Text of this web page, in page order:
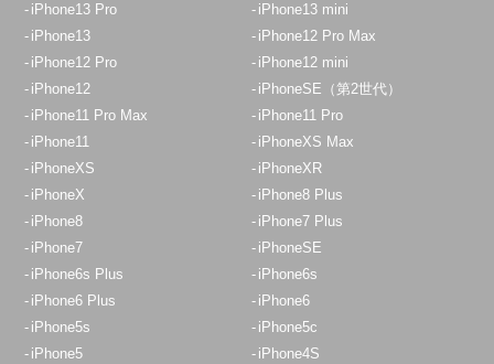
iPhone13 Pro
iPhone13 mini
iPhone13
iPhone12 Pro Max
iPhone12 Pro
iPhone12 mini
iPhone12
iPhoneSE（第2世代）
iPhone11 Pro Max
iPhone11 Pro
iPhone11
iPhoneXS Max
iPhoneXS
iPhoneXR
iPhoneX
iPhone8 Plus
iPhone8
iPhone7 Plus
iPhone7
iPhoneSE
iPhone6s Plus
iPhone6s
iPhone6 Plus
iPhone6
iPhone5s
iPhone5c
iPhone5
iPhone4S